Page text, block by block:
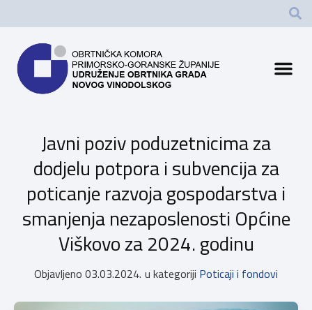
Javni poziv poduzetnicima za
dodjelu potpora i subvencija za
poticanje razvoja gospodarstva i
smanjenja nezaposlenosti Općine
Viškovo za 2024. godinu
Objavljeno 03.03.2024. u kategoriji Poticaji i fondovi